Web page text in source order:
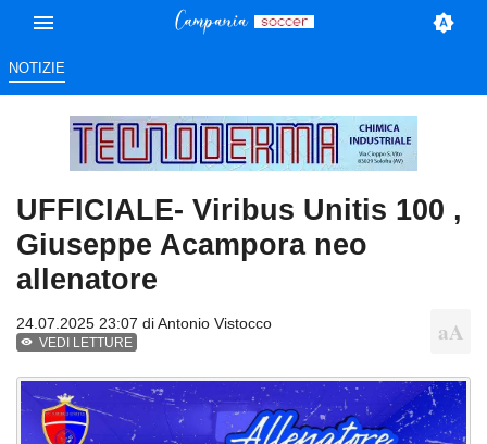
NOTIZIE
UFFICIALE- Viribus Unitis 100 ,
Giuseppe Acampora neo
allenatore
24.07.2025 23:07 diAntonio Vistocco
VEDI LETTURE